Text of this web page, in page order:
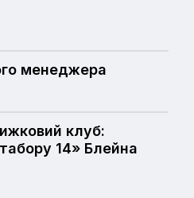
менеджера
клуб:
14» Блейна